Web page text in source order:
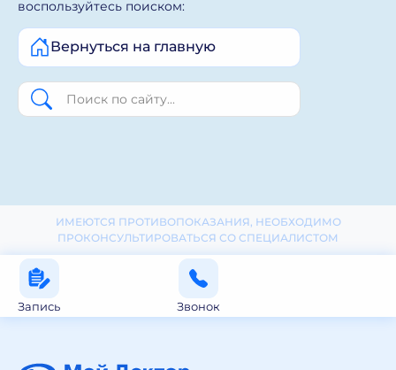
воспользуйтесь поиском:
Вернуться на главную
ИМЕЮТСЯ ПРОТИВОПОКАЗАНИЯ, НЕОБХОДИМО
ПРОКОНСУЛЬТИРОВАТЬСЯ СО СПЕЦИАЛИСТОМ
Запись Звонок